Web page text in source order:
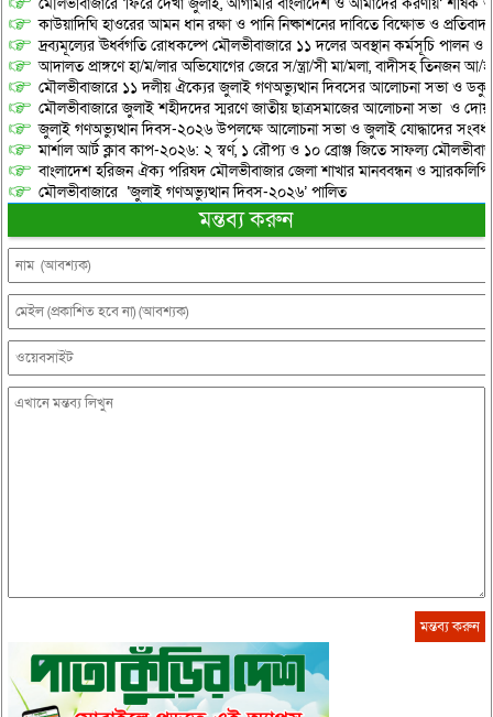
কাউয়াদিঘি হাওরের আমন ধান রক্ষা ও পানি নিষ্কাশনের দাবিতে বিক্ষোভ ও
দ্রব্যমূল্যের ঊর্ধ্বগতি রোধকল্পে মৌলভীবাজারে ১১ দলের অবস্থান কর্মসূচি পালন ও
আদালত প্রাঙ্গণে হা/ম/লার অভিযোগের জেরে স/ন্ত্রা/সী মা/মলা, বাদীসহ তিনজন আ/
মৌলভীবাজারে ১১ দলীয় ঐক্যের জুলাই গণঅভ্যুত্থান দিবসের আলোচনা সভা ও
মৌলভীবাজারে জুলাই শহীদদের স্মরণে জাতীয় ছাত্রসমাজের আলোচনা সভা ও
জুলাই গণঅভ্যুত্থান দিবস-২০২৬ উপলক্ষে আলোচনা সভা ও জুলাই যোদ্ধাদের
মার্শাল আর্ট ক্লাব কাপ-২০২৬: ২ স্বর্ণ, ১ রৌপ্য ও ১০ ব্রোঞ্জ জিতে সাফল্য
বাংলাদেশ হরিজন ঐক্য পরিষদ মৌলভীবাজার জেলা শাখার মানববন্ধন ও স্মারকলিপি
মৌলভীবাজারে ‘জুলাই গণঅভ্যুত্থান দিবস-২০২৬’ পালিত
মন্তব্য করুন